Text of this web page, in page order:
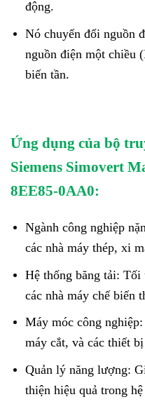
động.
Nó chuyển đổi nguồn
nguồn điện một chiều
biến tần.
Ứng dụng của bộ
Siemens Simovert
8EE85-0AA0:
Ngành công nghiệp
các nhà máy thép, xi
Hệ thống băng tải: Tối
các nhà máy chế biến
Máy móc công
máy cắt, và các thiết
Quản lý năng lượng:
thiện hiệu quả trong